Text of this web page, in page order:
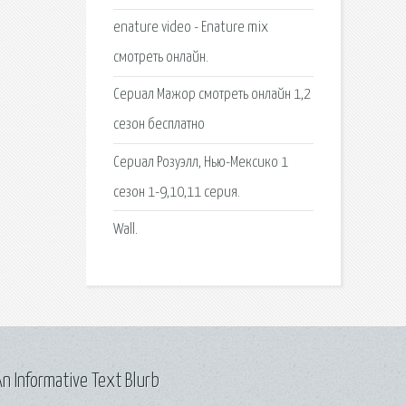
enature video - Enature mix
смотреть онлайн.
Сериал Мажор смотреть онлайн 1,2
сезон бесплатно
Сериал Розуэлл, Нью-Мексико 1
сезон 1-9,10,11 серия.
Wall.
Informative Text Blurb